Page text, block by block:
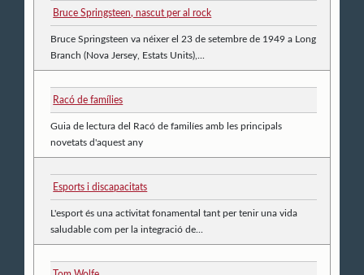
Bruce Springsteen, nascut per al rock
Bruce Springsteen va néixer el 23 de setembre de 1949 a Long
Branch (Nova Jersey, Estats Units),...
Racó de famílies
Guia de lectura del Racó de familíes amb les principals
novetats d'aquest any
Esports i discapacitats
L'esport és una activitat fonamental tant per tenir una vida
saludable com per la integració de...